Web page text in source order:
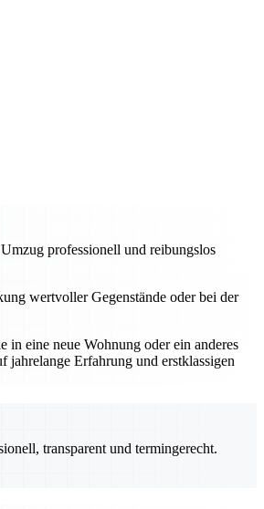
professionell und reibungslos
wertvoller Gegenstände oder bei der
eine neue Wohnung oder ein anderes
jahrelange Erfahrung und erstklassigen
transparent und termingerecht.